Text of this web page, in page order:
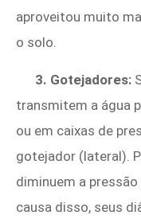
aproveitou muito
o solo.
3. Gotejadores:
transmitem a água
ou em caixas de
gotejador (lateral).
diminuem a
causa disso, seus